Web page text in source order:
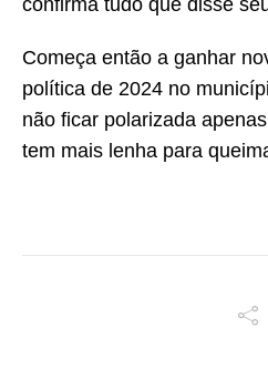
Começa então a ganhar
política de 2024 no
não ficar polarizada
tem mais lenha para